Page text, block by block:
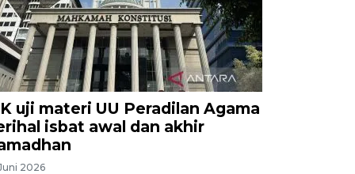
uji materi UU Peradilan Agama
isbat awal dan akhir
2026